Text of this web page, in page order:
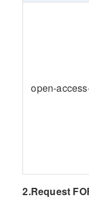
open-
2.Request